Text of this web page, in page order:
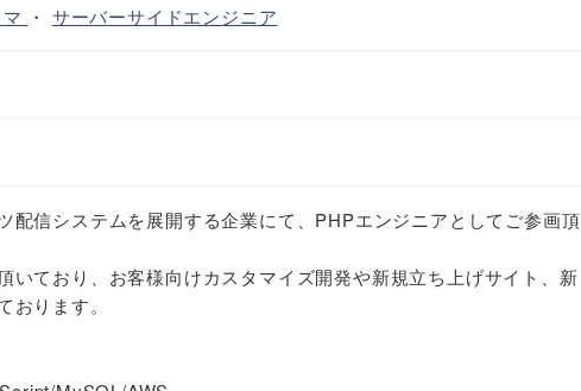
・ サーバーサイドエンジニア
配信システムを展開する企業にて、PHPエンジニアとしてご参画頂
いており、お客様向けカスタマイズ開発や新規立ち上げサイト、新
おります。